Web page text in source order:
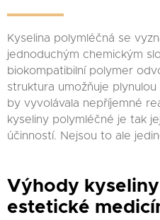
Kyselina polymléčná se
jednoduchým chemickým
biokompatibilní polymer
struktura umožňuje
by vyvolávala nepříjemné
kyseliny polymléčné je tak
účinností. Nejsou to ale
Výhody
estetické